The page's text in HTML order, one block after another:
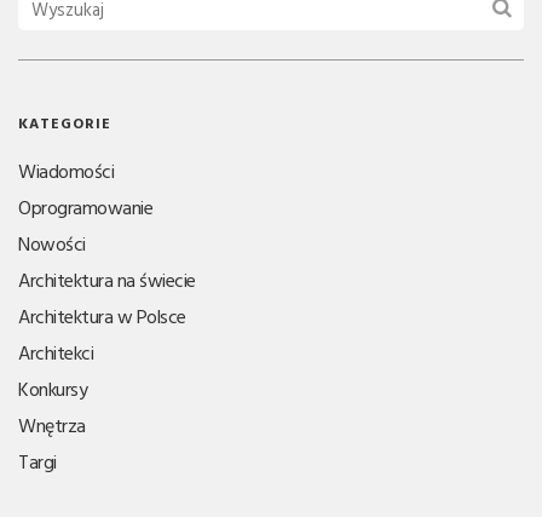
KATEGORIE
Wiadomości
Oprogramowanie
Nowości
Architektura na świecie
Architektura w Polsce
Architekci
Konkursy
Wnętrza
Targi